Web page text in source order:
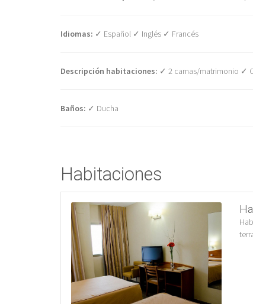
Idiomas: ✓ Español ✓ Inglés ✓ Francés
Descripción habitaciones: ✓ 2 camas/matrimonio ✓
Baños: ✓ Ducha
Habitaciones